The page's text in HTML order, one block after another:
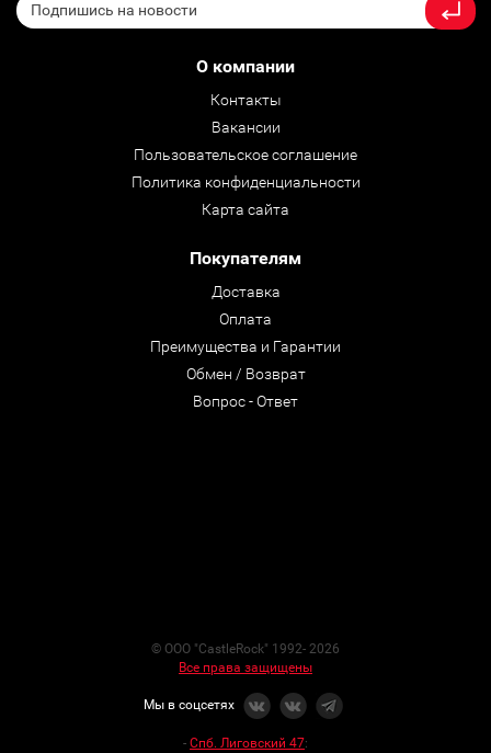
О компании
Контакты
Вакансии
Пользовательское соглашение
Политика конфиденциальности
Карта сайта
Покупателям
Доставка
Оплата
Преимущества и Гарантии
Обмен / Возврат
Вопрос - Ответ
© ООО "CastleRock" 1992- 2026
Все права защищены
Мы в соцсетях
- Спб. Лиговский 47: